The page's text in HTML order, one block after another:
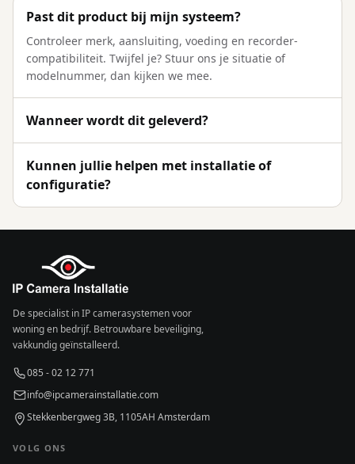
Past dit product bij mijn systeem?
Controleer merk, aansluiting, voeding en recorder-
compatibiliteit. Twijfel je? Stuur ons je situatie of
modelnummer, dan kijken we mee.
Wanneer wordt dit geleverd?
Kunnen jullie helpen met installatie of
configuratie?
De specialist in IP camerasystemen voor
woning en bedrijf. Betrouwbare beveiliging,
vakkundig geïnstalleerd.
085 - 02 12 771
info@ipcamerainstallatie.com
Stekkenbergweg 3B, 1105AH Amsterdam
VOLG ONS